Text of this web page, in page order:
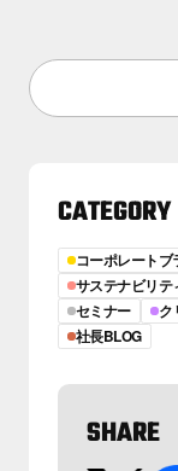
CATEGORY
コーポレートブ
サステナビリテ
セミナー
ク
社長BLOG
SHARE